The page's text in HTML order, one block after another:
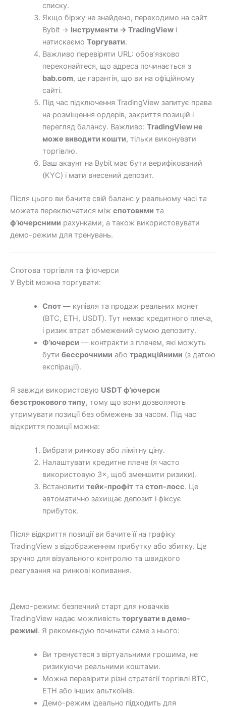
списку.
Якщо біржу не знайдено, переходимо на сайт
Bybit → Інструменти → TradingViewі
натискаємо Торгувати.
Важливо перевіряти URL: обов’язково
переконайтеся, що адреса починається з
bab.com, це гарантія, що ви на офіційному
сайті.
Під час підключення TradingView запитує права
на розміщення ордерів, закриття позицій і
перегляд балансу. Важливо: TradingView не
може виводити кошти, тільки виконувати
торгівлю.
Ваш акаунт на Bybit має бути верифікований
(KYC) і мати внесений депозит.
Після цього ви бачите свій баланс у реальному часі та
можете переключатися між спотовими та
ф’ючерсними рахунками, а також використовувати
демо-режим для тренувань.
Спотова торгівля та ф’ючерси
У Bybit можна торгувати:
Спот— купівля та продаж реальних монет
(BTC, ETH, USDT). Тут немає кредитного плеча,
і ризик втрат обмежений сумою депозиту.
Ф’ючерси — контракти з плечем, які можуть
бути бессрочними або традиційними (з датою
експірації).
Я завжди використовую USDT ф’ючерси
безстрокового типу, тому що вони дозволяють
утримувати позиції без обмежень за часом. Під час
відкриття позиції можна:
Вибрати ринкову або лімітну ціну.
Налаштувати кредитне плече (я часто
використовую 3×, щоб зменшити ризики).
Встановити тейк-профітта стоп-лосс. Це
автоматично захищає депозит і фіксує
прибуток.
Після відкриття позиції ви бачите її на графіку
TradingView з відображенням прибутку або збитку. Це
зручно для візуального контролю та швидкого
реагування на ринкові коливання.
Демо-режим: безпечний старт для новачків
TradingView надає можливість торгувати в демо-
режимі. Я рекомендую починати саме з нього:
Ви тренуєтеся з віртуальними грошима, не
ризикуючи реальними коштами.
Можна перевірити різні стратегії торгівлі BTC,
ETH або інших альткоїнів.
Демо-режим ідеально підходить для